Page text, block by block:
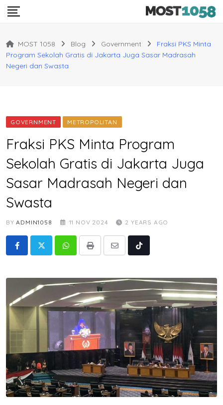
Skip
MOST 1058 Blog Government
Fraksi PKS Minta
Program Sekolah Gratis di Jakarta Juga Sasar Madrasah
Negeri dan Swasta
GOVERNMENT METROPOLITAN
Fraksi PKS Minta Program
Sekolah Gratis di Jakarta Juga
Sasar Madrasah Negeri dan
Swasta
BYADMIN1058 11 NOV 2024 2 YEARS AGO
WhatsappPrint
Share
Tiktok